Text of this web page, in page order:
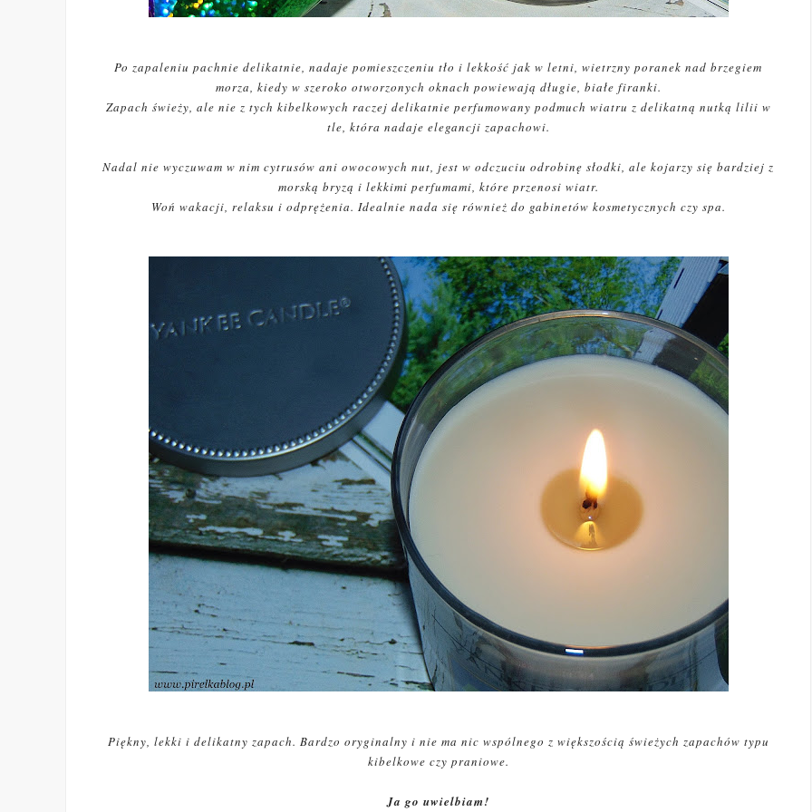
Po zapaleniu pachnie delikatnie, nadaje pomieszczeniu tło i lekkość jak w letni, wietrzny poranek nad brzegiem
morza, kiedy w szeroko otworzonych oknach powiewają długie, białe firanki.
Zapach świeży, ale nie z tych kibelkowych raczej delikatnie perfumowany podmuch wiatru z delikatną nutką lilii w
tle, która nadaje elegancji zapachowi.
Nadal nie wyczuwam w nim cytrusów ani owocowych nut, jest w odczuciu odrobinę słodki, ale kojarzy się bardziej z
morską bryzą i lekkimi perfumami, które przenosi wiatr.
Woń wakacji, relaksu i odprężenia. Idealnie nada się również do gabinetów kosmetycznych czy spa.
Piękny, lekki i delikatny zapach. Bardzo oryginalny i nie ma nic wspólnego z większością świeżych zapachów typu
kibelkowe czy praniowe.
Ja go uwielbiam!